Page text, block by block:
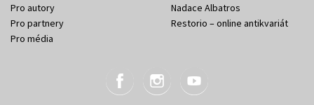
Pro autory
Pro partnery
Pro média
Nadace Albatros
Restorio – online antikvariát